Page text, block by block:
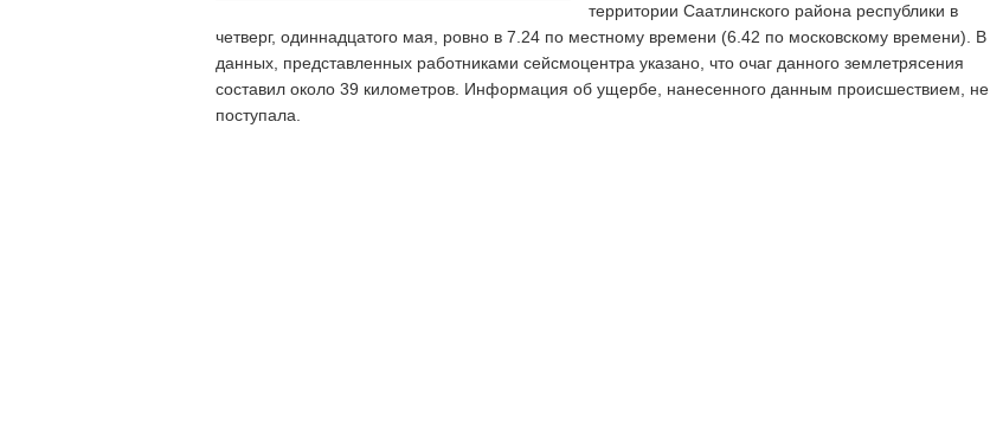
территории Саатлинского района республики в
четверг, одиннадцатого мая, ровно в 7.24 по местному времени (6.42 по московскому времени). В
данных, представленных работниками сейсмоцентра указано, что очаг данного землетрясения
составил около 39 километров. Информация об ущербе, нанесенного данным происшествием, не
поступала.